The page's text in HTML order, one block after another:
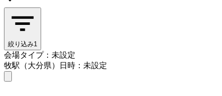
絞り込み1
会場タイプ：未設定
牧駅（大分県）
日時：未設定